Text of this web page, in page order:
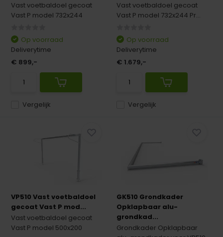
Vast voetbaldoel gecoat
Vast P model 732x244
Vergelijk
Op voorraad
Deliverytime
€ 899,-
Vast voetbaldoel gecoat
Vast P model 732x244 Pr...
Vergelijk
Op voorraad
Deliverytime
€ 1.679,-
VP510 Vast voetbaldoel
gecoat Vast P mod...
Vast voetbaldoel gecoat
Vast P model 500x200
GK510 Grondkader
Opklapbaar alu-
grondkad...
Grondkader Opklapbaar